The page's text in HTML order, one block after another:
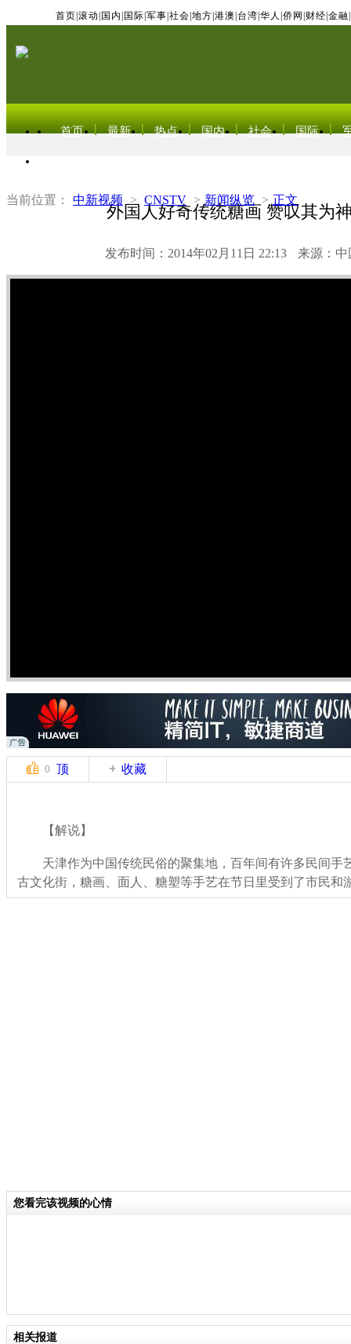
首页 滚动 国内 国际 军事 社会 地方 港澳 台湾 华人 侨网 财经 金融
首页 最新 热点 国内 社会 国际
当前位置： 中新视频 > CNSTV > 新闻纵览 > 正文
外国人好奇传统糖画 赞叹其为
发布时间：2014年02月11日 22:13 来源：中
0 顶 收藏
【解说】
天津作为中国传统民俗的聚集地，百年间有许多民间手
古文化街，糖画、面人、糖塑等手艺在节日里受到了市民和
您看完该视频的心情
相关报道